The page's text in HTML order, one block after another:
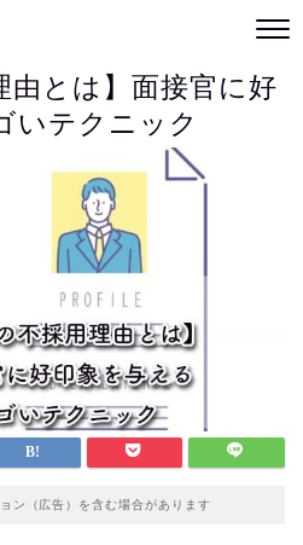
由とは】面接官に好
いテクニック
ン（広告）を含む場合があります